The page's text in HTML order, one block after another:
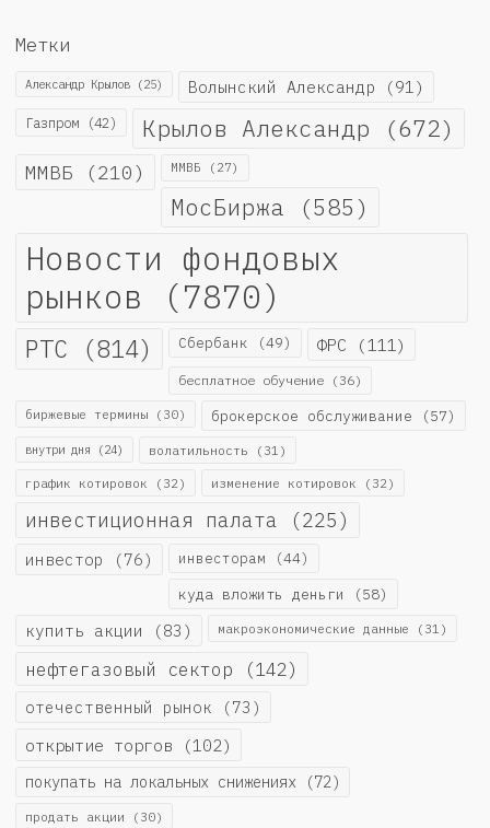
Метки
Александр Крылов (25) Волынский Александр (91)
Газпром (42) Крылов Александр (672)
ММВБ (210) ММВБ (27)
МосБиржа (585)
Новости фондовых
рынков (7870)
РТС (814) Сбербанк (49) ФРС (111)
бесплатное обучение (36)
биржевые термины (30) брокерское обслуживание (57)
внутри дня (24) волатильность (31)
график котировок (32) изменение котировок (32)
инвестиционная палата (225)
инвестор (76) инвесторам (44)
куда вложить деньги (58)
купить акции (83) макроэкономические данные (31)
нефтегазовый сектор (142)
отечественный рынок (73)
открытие торгов (102)
покупать на локальных снижениях (72)
продать акции (30)